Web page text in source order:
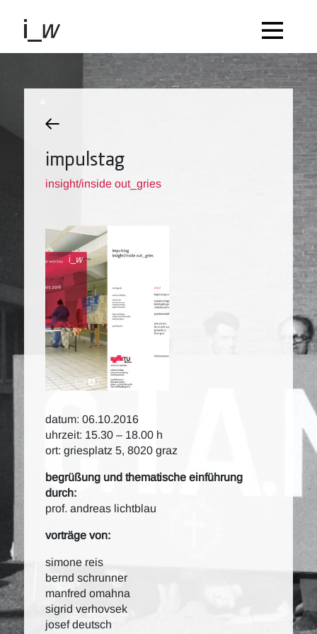
impulstag
insight/inside out_gries
datum: 06.10.2016
uhrzeit: 15.30 – 18.00 h
ort: griesplatz 5, 8020 graz
begrüßung und thematische einführung
durch:
prof. andreas lichtblau
vorträge von:
simone reis
bernd schrunner
manfred omahna
sigrid verhovsek
josef deutsch